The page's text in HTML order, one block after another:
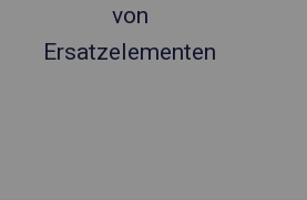
von
Ersatzelementen